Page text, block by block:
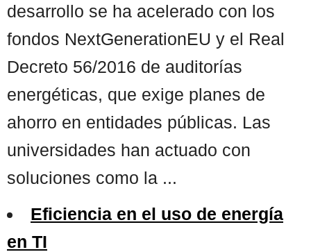
desarrollo se ha acelerado con los
fondos NextGenerationEU y el Real
Decreto 56/2016 de auditorías
energéticas, que exige planes de
ahorro en entidades públicas. Las
universidades han actuado con
soluciones como la ...
Eficiencia en el uso de energía
en TI